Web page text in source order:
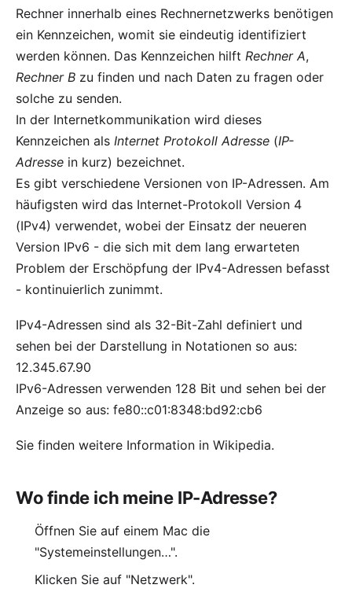
Rechner innerhalb eines Rechnernetzwerks benötigen
ein Kennzeichen, womit sie eindeutig identifiziert
werden können. Das Kennzeichen hilft Rechner A,
Rechner B zu finden und nach Daten zu fragen oder
solche zu senden.
In der Internetkommunikation wird dieses
Kennzeichen als Internet Protokoll Adresse (IP-
Adresse in kurz) bezeichnet.
Es gibt verschiedene Versionen von IP-Adressen. Am
häufigsten wird das Internet-Protokoll Version 4
(IPv4) verwendet, wobei der Einsatz der neueren
Version IPv6 - die sich mit dem lang erwarteten
Problem der Erschöpfung der IPv4-Adressen befasst
- kontinuierlich zunimmt.
IPv4-Adressen sind als 32-Bit-Zahl definiert und
sehen bei der Darstellung in Notationen so aus:
12.345.67.90
IPv6-Adressen verwenden 128 Bit und sehen bei der
Anzeige so aus: fe80::c01:8348:bd92:cb6
Sie finden weitere Information in Wikipedia.
Wo finde ich meine IP-Adresse?
Öffnen Sie auf einem Mac die
"Systemeinstellungen…".
Klicken Sie auf "Netzwerk".